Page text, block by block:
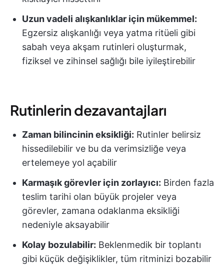
Uzun vadeli alışkanlıklar için mükemmel:
Egzersiz alışkanlığı veya yatma ritüeli gibi
sabah veya akşam rutinleri oluşturmak,
fiziksel ve zihinsel sağlığı bile iyileştirebilir
Rutinlerin dezavantajları
Zaman bilincinin eksikliği: Rutinler belirsiz
hissedilebilir ve bu da verimsizliğe veya
ertelemeye yol açabilir
Karmaşık görevler için zorlayıcı: Birden fazla
teslim tarihi olan büyük projeler veya
görevler, zamana odaklanma eksikliği
nedeniyle aksayabilir
Kolay bozulabilir: Beklenmedik bir toplantı
gibi küçük değişiklikler, tüm ritminizi bozabilir